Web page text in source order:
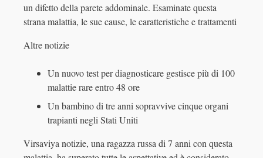
un difetto della parete addominale. Esaminate questa
strana malattia, le sue cause, le caratteristiche e trattamenti
Altre notizie
Un nuovo test per diagnosticare gestisce più di 100
malattie rare entro 48 ore
Un bambino di tre anni sopravvive cinque organi
trapianti negli Stati Uniti
Virsaviya notizie, una ragazza russa di 7 anni con questa